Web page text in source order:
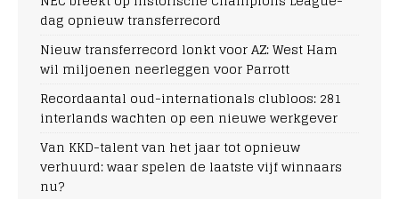
dag opnieuw transferrecord
Nieuw transferrecord lonkt voor AZ: West Ham
wil miljoenen neerleggen voor Parrott
Recordaantal oud-internationals clubloos: 281
interlands wachten op een nieuwe werkgever
Van KKD-talent van het jaar tot opnieuw
verhuurd: waar spelen de laatste vijf winnaars
nu?